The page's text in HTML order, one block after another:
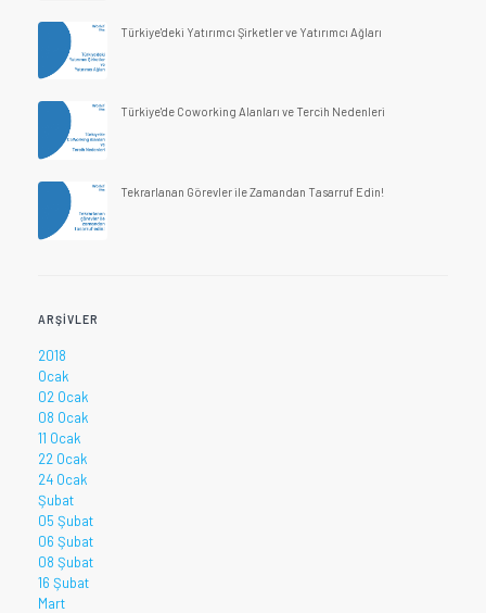
Türkiye'deki Yatırımcı Şirketler ve Yatırımcı Ağları
Türkiye'de Coworking Alanları ve Tercih Nedenleri
Tekrarlanan Görevler ile Zamandan Tasarruf Edin!
ARŞIVLER
2018
Ocak
02 Ocak
08 Ocak
11 Ocak
22 Ocak
24 Ocak
Şubat
05 Şubat
06 Şubat
08 Şubat
16 Şubat
Mart